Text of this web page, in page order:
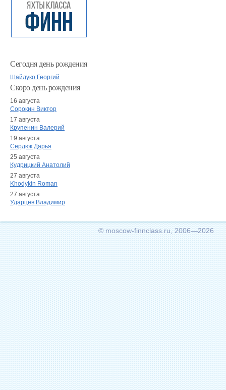
Сегодня день рождения
Шайдуко Георгий
Скоро день рождения
16 августа
Сорокин Виктор
17 августа
Крупенин Валерий
19 августа
Сердюк Дарья
25 августа
Кудрицкий Анатолий
27 августа
Khodykin Roman
27 августа
Ударцев Владимир
© moscow-finnclass.ru, 2006—2026